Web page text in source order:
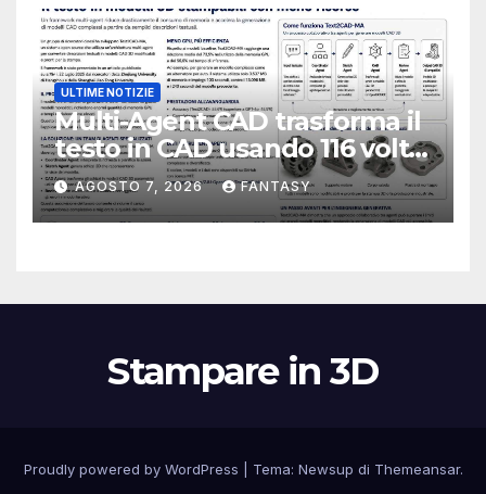
ULTIME NOTIZIE
Multi-Agent CAD trasforma il
testo in CAD usando 116 volte
meno token
AGOSTO 7, 2026 FANTASY
Stampare in 3D
Proudly powered by WordPress Tema: Newsup di Themeansar.